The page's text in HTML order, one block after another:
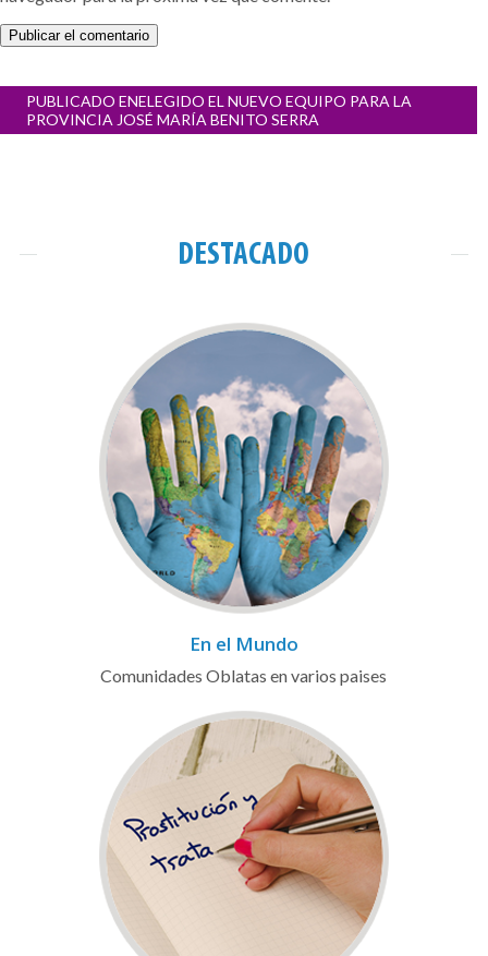
Navegación
entradas
PUBLICADO ENELEGIDO EL NUEVO EQUIPO PARA LA
PROVINCIA JOSÉ MARÍA BENITO SERRA
DESTACADO
En el Mundo
Comunidades Oblatas en varios paises